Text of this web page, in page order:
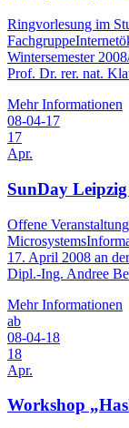
Ringvorlesung im
Wintersemester
Prof. Dr. rer. nat.
Mehr Informationen
08-04-17
17
Apr.
SunDay
Offene
17. April 2008 an
Dipl.-Ing. Andree
Mehr Informationen
ab
08-04-18
18
Apr.
Workshop